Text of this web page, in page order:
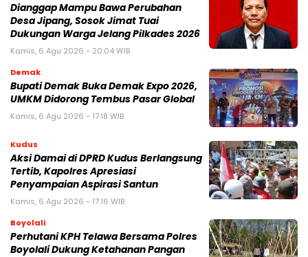
Dianggap Mampu Bawa Perubahan
Desa Jipang, Sosok Jimat Tuai
Dukungan Warga Jelang Pilkades 2026
Kamis, 6 Agu 2026 - 20:04 WIB
Demak
Bupati Demak Buka Demak Expo 2026,
UMKM Didorong Tembus Pasar Global
Kamis, 6 Agu 2026 - 17:18 WIB
Kudus
Aksi Damai di DPRD Kudus Berlangsung
Tertib, Kapolres Apresiasi
Penyampaian Aspirasi Santun
Kamis, 6 Agu 2026 - 17:16 WIB
Boyolali
Perhutani KPH Telawa Bersama Polres
Boyolali Dukung Ketahanan Pangan